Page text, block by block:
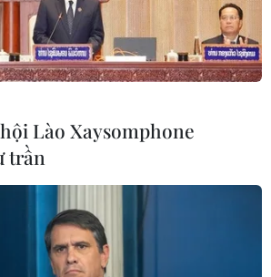
Hỗ trợ
TTXVN
Quảng cáo
BTTTT do Bộ Thông tin và Truyền thông
Nguyễn Thị Tám: 093.5958688, Email:
Lào Xaysomphone
trần